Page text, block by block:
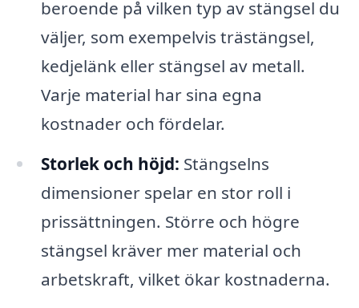
beroende på vilken typ av stängsel du
väljer, som exempelvis trästängsel,
kedjelänk eller stängsel av metall.
Varje material har sina egna
kostnader och fördelar.
Storlek och höjd: Stängselns
dimensioner spelar en stor roll i
prissättningen. Större och högre
stängsel kräver mer material och
arbetskraft, vilket ökar kostnaderna.